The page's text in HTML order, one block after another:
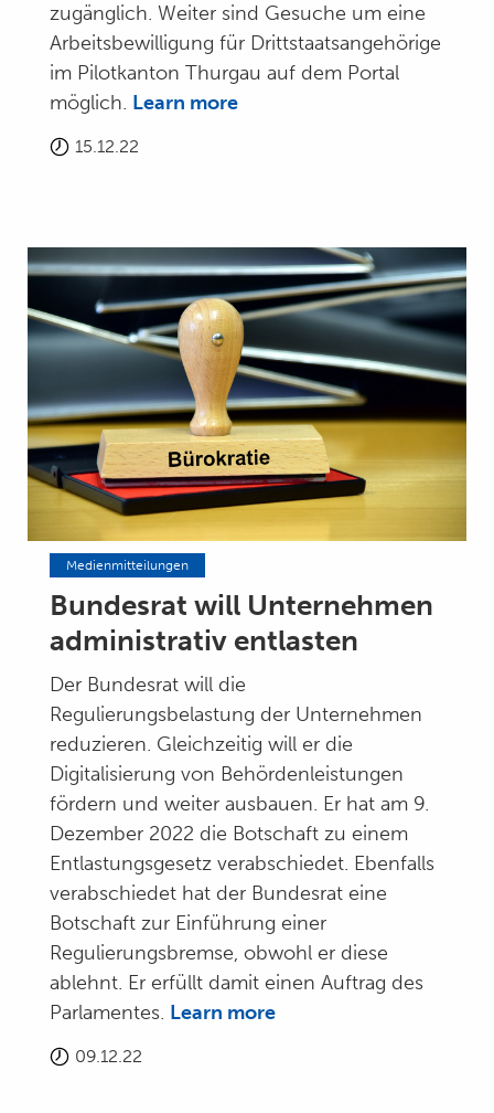
zugänglich. Weiter sind Gesuche um eine
Arbeitsbewilligung für Drittstaatsangehörige
im Pilotkanton Thurgau auf dem Portal
möglich. Learn more
15.12.22
Medienmitteilungen
Bundesrat will Unternehmen
administrativ entlasten
Der Bundesrat will die
Regulierungsbelastung der Unternehmen
reduzieren. Gleichzeitig will er die
Digitalisierung von Behördenleistungen
fördern und weiter ausbauen. Er hat am 9.
Dezember 2022 die Botschaft zu einem
Entlastungsgesetz verabschiedet. Ebenfalls
verabschiedet hat der Bundesrat eine
Botschaft zur Einführung einer
Regulierungsbremse, obwohl er diese
ablehnt. Er erfüllt damit einen Auftrag des
Parlamentes. Learn more
09.12.22